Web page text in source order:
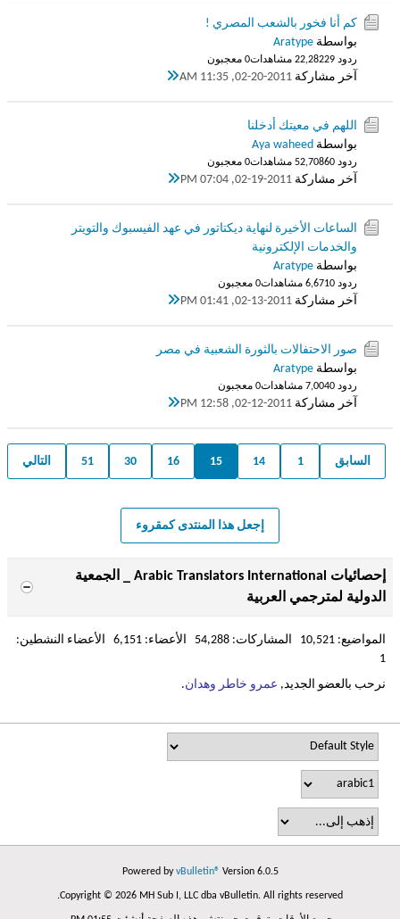
كم أنا فخور بالشعب المصري !
بواسطة Aratype
ردود 29 22,282 مشاهدات 0 معجبون
آخر مشاركة 02-20-2011, 11:35 AM
اللهم في معيتك أدخلنا
بواسطة Aya waheed
ردود 60 52,708 مشاهدات 0 معجبون
آخر مشاركة 02-19-2011, 07:04 PM
الساعات الأخيرة لنهاية ديكتاتور في عهد الفيسبوك والتويتر
والخدمات الإلكترونية
بواسطة Aratype
ردود 0 6,671 مشاهدات 0 معجبون
آخر مشاركة 02-13-2011, 01:41 PM
صور الاحتفالات بالثورة الشعبية في مصر
بواسطة Aratype
ردود 0 7,004 مشاهدات 0 معجبون
آخر مشاركة 02-12-2011, 12:58 PM
السابق 1
14
15
16
30
51 التالي
إجعل هذا المنتدى كمقروء
إحصائيات Arabic Translators International _ الجمعية
الدولية لمترجمي العربية
المواضيع: 10,521 المشاركات: 54,288 الأعضاء: 6,151 الأعضاء النشطين:
1
نرحب بالعضو الجديد, عمرو خاطر وهدان.
Powered byvBulletin® Version 6.0.5
Copyright © 2026 MH Sub I, LLC dba vBulletin. All rights reserved.